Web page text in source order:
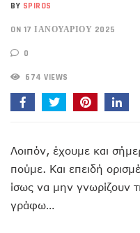
BY SPIROS
ON 17 ΙΑΝΟΥΑΡΊΟΥ 2025
0
674 VIEWS
Λοιπόν, έχουμε και
πούμε. Και επειδή
ίσως να μην γνωρίζουν
γράφω…